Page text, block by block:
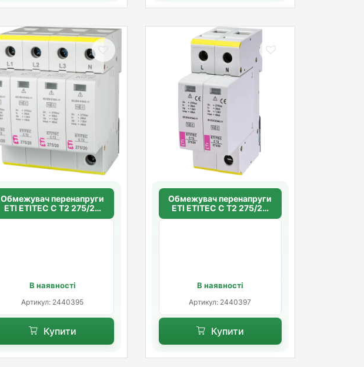
Обмежувач перенапруги
ETI ETITEC C T2 275/20
(4+0) 4p
В наявності
Артикул: 2440395
Купити
Обмежувач перенапруги
ETI ETITEC C T2 275/20
(2+0) 2p
В наявності
Артикул: 2440397
Купити